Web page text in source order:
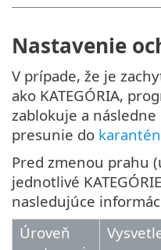
Nastavenie
V prípade, že je
ako KATEGÓRIA,
zablokuje a následne
presunie do
Pred zmenou prahu
jednotlivé
nasledujúce
Úroveň